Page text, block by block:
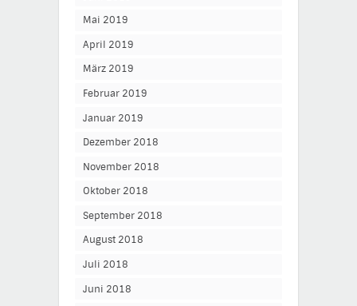
Mai 2019
April 2019
März 2019
Februar 2019
Januar 2019
Dezember 2018
November 2018
Oktober 2018
September 2018
August 2018
Juli 2018
Juni 2018